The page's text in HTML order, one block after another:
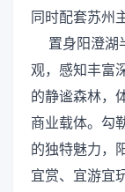
同时配套苏州
置身阳澄湖
观，感知丰富
的静谧森林，
商业载体。勾
的独特魅力，
宜赏、宜游宜